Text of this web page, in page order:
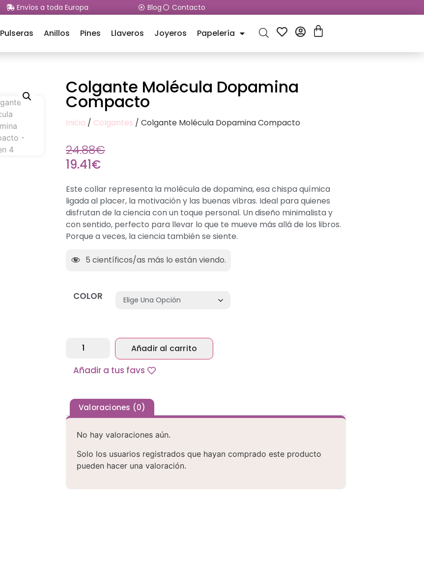
Envíos a toda Europa Blog Contacto
Pulseras Anillos Pines Llaveros Joyeros Papelería
Colgante Molécula Dopamina
Compacto
Inicio / Colgantes / Colgante Molécula Dopamina Compacto
24.88€
19.41€
Este collar representa la molécula de dopamina, esa chispa química
ligada al placer, la motivación y las buenas vibras. Ideal para quienes
disfrutan de la ciencia con un toque personal. Un diseño minimalista y
con sentido, perfecto para llevar lo que te mueve más allá de los libros.
Porque a veces, la ciencia también se siente.
5 científicos/as más lo están viendo.
COLOR
Añadir al carrito
Alternative:
Añadir a tus favs
Valoraciones (0)
No hay valoraciones aún.
Solo los usuarios registrados que hayan comprado este producto
pueden hacer una valoración.